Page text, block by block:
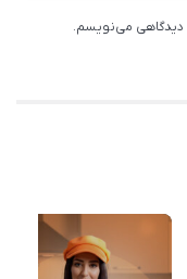
دیدگاهی می‌نویسم.